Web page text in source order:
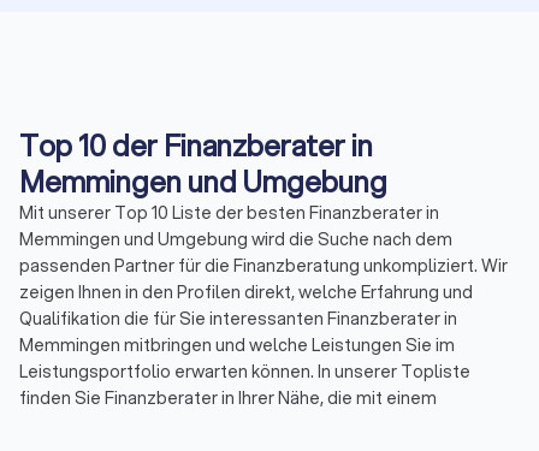
Top 10 der Finanzberater in
Memmingen und Umgebung
Mit unserer Top 10 Liste der besten Finanzberater in
Memmingen und Umgebung wird die Suche nach dem
passenden Partner für die Finanzberatung unkompliziert. Wir
zeigen Ihnen in den Profilen direkt, welche Erfahrung und
Qualifikation die für Sie interessanten Finanzberater in
Memmingen mitbringen und welche Leistungen Sie im
Leistungsportfolio erwarten können. In unserer Topliste
finden Sie Finanzberater in Ihrer Nähe, die mit einem